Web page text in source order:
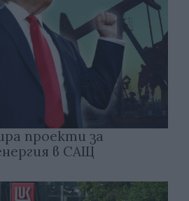
проекти за
в САЩ